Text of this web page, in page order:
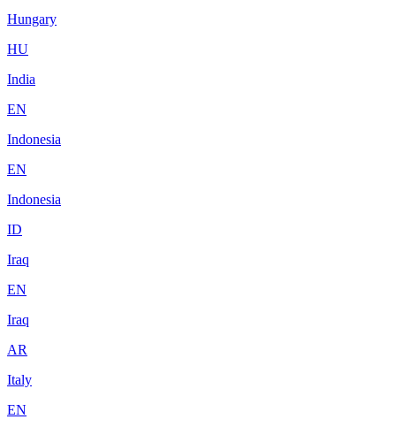
Hungary
HU
India
EN
Indonesia
EN
Indonesia
ID
Iraq
EN
Iraq
AR
Italy
EN